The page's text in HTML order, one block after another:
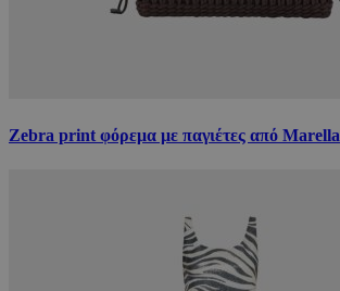
Zebra print φόρεμα με παγιέτες από Marella